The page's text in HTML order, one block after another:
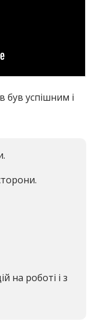
був успішним і
на роботі і з